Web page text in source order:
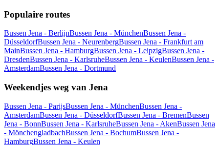
Populaire routes
Bussen Jena - BerlijnBussen Jena - MünchenBussen Jena -
DüsseldorfBussen Jena - NeurenbergBussen Jena - Frankfurt am
MainBussen Jena - HamburgBussen Jena - LeipzigBussen Jena -
DresdenBussen Jena - KarlsruheBussen Jena - KeulenBussen Jena -
AmsterdamBussen Jena - Dortmund
Weekendjes weg van Jena
Bussen Jena - ParijsBussen Jena - MünchenBussen Jena -
AmsterdamBussen Jena - DüsseldorfBussen Jena - BremenBussen
Jena - BonnBussen Jena - KarlsruheBussen Jena - AkenBussen Jena
- MönchengladbachBussen Jena - BochumBussen Jena -
HamburgBussen Jena - Keulen